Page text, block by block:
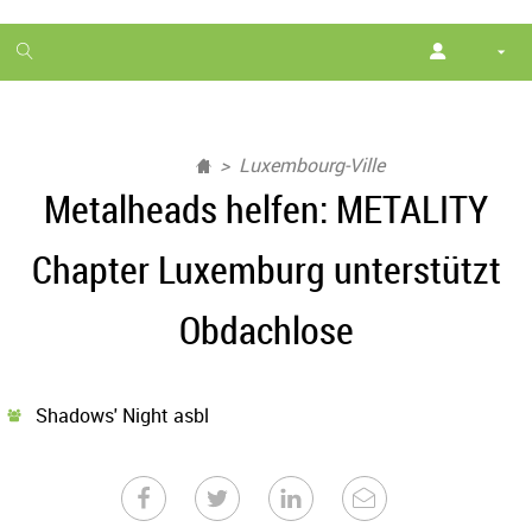
1
month
Luxembourg-Ville
Metalheads helfen: METALITY
Chapter Luxemburg unterstützt
Obdachlose
Shadows' Night asbl